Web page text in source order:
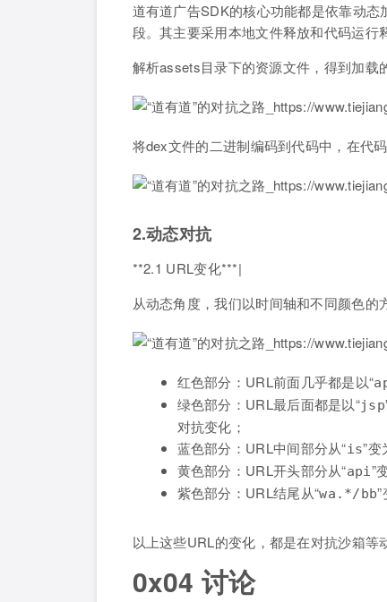
道有道广告SDK的核心功能都是依靠动
段。其主要采用本地文件释放和代码运行
解析assets目录下的资源文件，得到加载
将dex文件的二进制编码到代码中，在代
2.动态对抗
**2.1 URL变化***|
从动态角度，我们以时间轴和不同颜色的
红色部分：URL前面几乎都是以“
绿色部分：URL最后面都是以“jsp
对抗变化；
蓝色部分：URL中间部分从“is”变
黄色部分：URL开头部分从“api”
紫色部分：URL结尾从“wa.*/bb”
以上这些URL的变化，都是在对抗沙箱等
0x04 讨论